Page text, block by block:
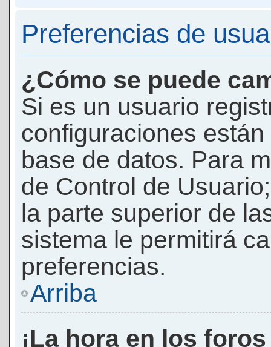
Preferencias de
¿Cómo se puede
Si es un usuario
configuraciones
base de datos. Para
de Control de
la parte superior de
sistema le permitirá
preferencias.
Arriba
¡La hora en los